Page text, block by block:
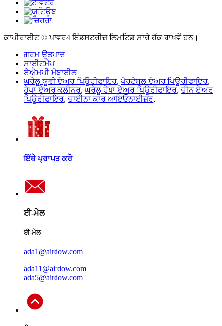
ਕਾਪੀਰਾਈਟ © ਪਾਵਰ4 ਇੰਡਸਟਰੀਜ਼ ਲਿਮਟਿਡ ਸਾਰੇ ਹੱਕ ਰਾਖਵੇਂ ਹਨ।
ਗਰਮ ਉਤਪਾਦ
ਸਾਈਟਮੈਪ
ਏਐਮਪੀ ਮੋਬਾਈਲ
ਘਰੇਲੂ ਯੂਵੀ ਏਅਰ ਪਿਊਰੀਫਾਇਰ,ਪੋਰਟੇਬਲ ਏਅਰ ਪਿਊਰੀਫਾਇਰ,
ਹੇਪਾ ਏਅਰ ਕਲੀਨਰ, ਘਰੇਲੂ ਹੇਪਾ ਏਅਰ ਪਿਊਰੀਫਾਇਰ, ਚੀਨ ਏਅਰ
ਪਿਊਰੀਫਾਇਰ, ਚਾਈਨਾ ਕਾਰ ਆਇਓਨਾਈਜ਼ਰ,
ਇੱਥੇ ਪ੍ਰਾਪਤ ਕਰੋ
ਈ-ਮੇਲ
ਈ-ਮੇਲ
ada1@airdow.com
ada11@airdow.com
ada5@airdow.com